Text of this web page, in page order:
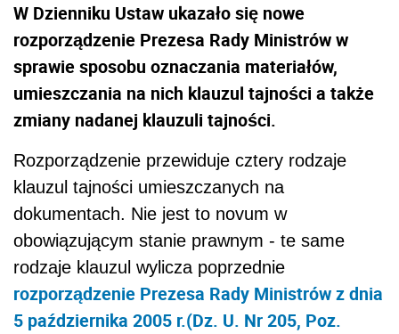
W Dzienniku Ustaw ukazało się nowe
rozporządzenie Prezesa Rady Ministrów w
sprawie sposobu oznaczania materiałów,
umieszczania na nich klauzul tajności a także
zmiany nadanej klauzuli tajności.
Rozporządzenie przewiduje cztery rodzaje
klauzul tajności umieszczanych na
dokumentach. Nie jest to novum w
obowiązującym stanie prawnym - te same
rodzaje klauzul wylicza poprzednie
rozporządzenie Prezesa Rady Ministrów z dnia
5 października 2005 r.(Dz. U. Nr 205, Poz.